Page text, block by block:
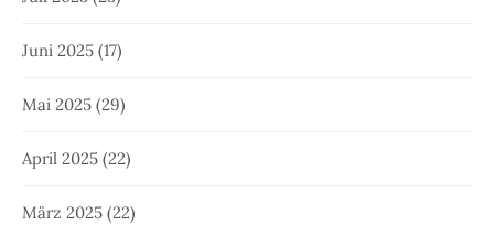
Juni 2025 (17)
Mai 2025 (29)
April 2025 (22)
März 2025 (22)